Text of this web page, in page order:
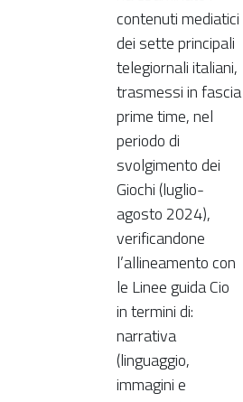
contenuti mediatici
dei sette principali
telegiornali italiani,
trasmessi in fascia
prime time, nel
periodo di
svolgimento dei
Giochi (luglio-
agosto 2024),
verificandone
l’allineamento con
le Linee guida Cio
in termini di:
narrativa
(linguaggio,
immagini e